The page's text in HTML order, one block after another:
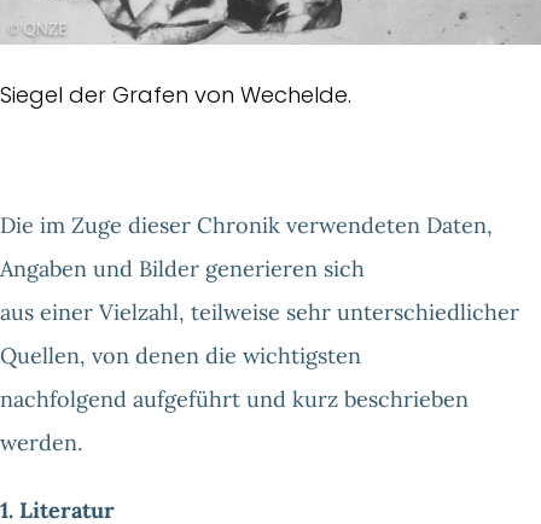
Siegel der Grafen von Wechelde.
Die im Zuge dieser Chronik verwendeten Daten,
Angaben und Bilder generieren sich
aus einer Vielzahl, teilweise sehr unterschiedlicher
Quellen, von denen die wichtigsten
nachfolgend aufgeführt und kurz beschrieben
werden.
1. Literatur